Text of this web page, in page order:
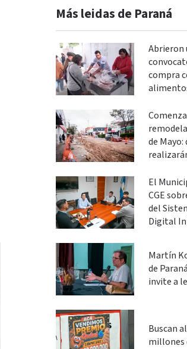
Más leidas de Paraná
Abrieron
compra
de
El
CGE
del
Digital
Martín
de
invite a
Buscan
millones